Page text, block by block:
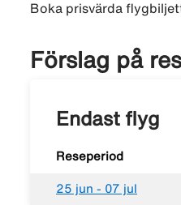
Boka prisvärda
Förslag på
Endast flyg
Reseperiod
25 jun - 07 jul